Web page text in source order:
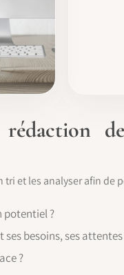
et les analyser afin
potentiel ?
besoins, ses attentes
?